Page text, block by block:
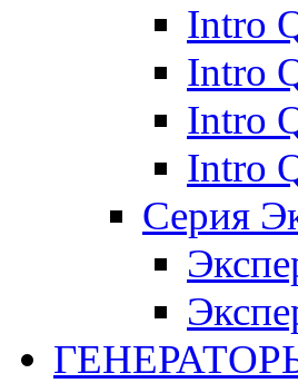
Intro
Intro
Intro
Intro
Серия